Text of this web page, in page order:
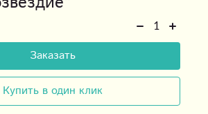
Заказать
Купить в один клик